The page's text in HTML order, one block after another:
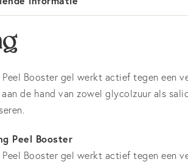
Booster gel werkt actief tegen een
de hand van zowel glycolzuur als
Peel Booster
Booster gel werkt actief tegen een